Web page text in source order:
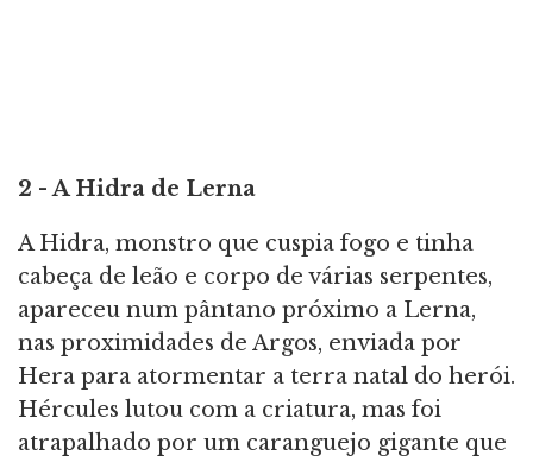
2 - A Hidra de Lerna
A Hidra, monstro que cuspia fogo e tinha
cabeça de leão e corpo de várias serpentes,
apareceu num pântano próximo a Lerna,
nas proximidades de Argos, enviada por
Hera para atormentar a terra natal do herói.
Hércules lutou com a criatura, mas foi
atrapalhado por um caranguejo gigante que